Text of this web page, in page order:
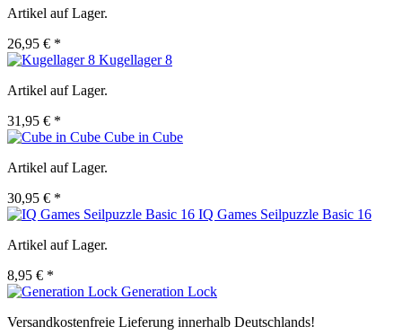
Artikel auf Lager.
26,95 € *
Kugellager 8
Artikel auf Lager.
31,95 € *
Cube in Cube
Artikel auf Lager.
30,95 € *
IQ Games Seilpuzzle Basic 16
Artikel auf Lager.
8,95 € *
Generation Lock
Versandkostenfreie Lieferung innerhalb Deutschlands!